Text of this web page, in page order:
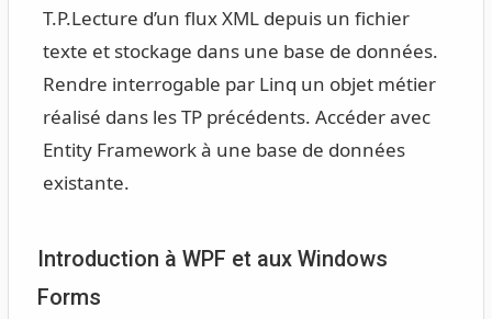
T.P.Lecture d’un flux XML depuis un fichier
texte et stockage dans une base de données.
Rendre interrogable par Linq un objet métier
réalisé dans les TP précédents. Accéder avec
Entity Framework à une base de données
existante.
Introduction à WPF et aux Windows
Forms